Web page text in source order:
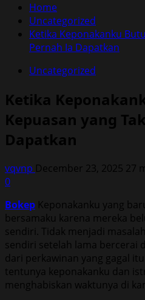
Home
Uncategorized
Ketika Keponakanku
Pernah Ia Dapatkan
Uncategorized
Ketika
Kepuasan yang
Dapatkan
vqvnp December 23, 2025 27
0
Bokep Keponakanku yang
bersamaku karena mereka
sendiri. Tidak menjadi
sendiri setelah lama bercerai
dari perkawinan yang gagal
tentunya keponakanku dan
menghabiskan waktunya di